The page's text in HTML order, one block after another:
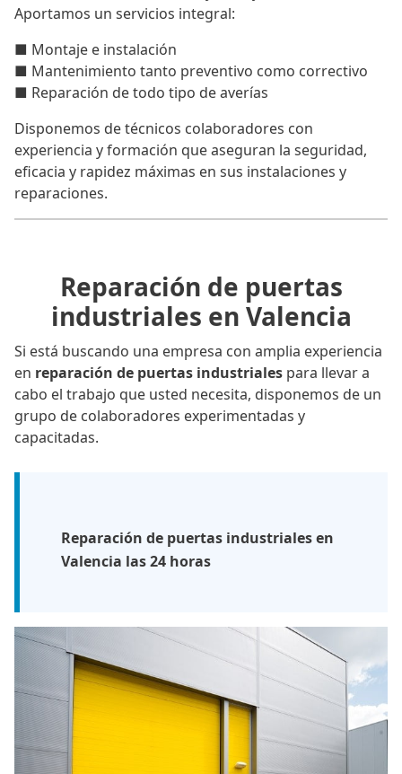
Aportamos un servicios integral:
■ Montaje e instalación
■ Mantenimiento tanto preventivo como correctivo
■ Reparación de todo tipo de averías
Disponemos de técnicos colaboradores con
experiencia y formación que aseguran la seguridad,
eficacia y rapidez máximas en sus instalaciones y
reparaciones.
Reparación de puertas
industriales en Valencia
Si está buscando una empresa con amplia experiencia
en reparación de puertas industriales para llevar a
cabo el trabajo que usted necesita, disponemos de un
grupo de colaboradores experimentadas y
capacitadas.
Reparación de puertas industriales en
Valencia las 24 horas